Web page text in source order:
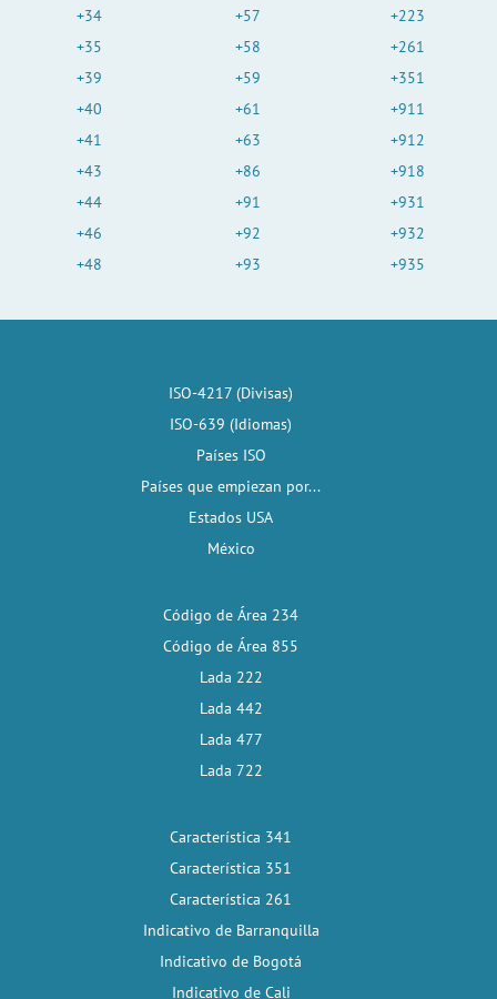
+34
+35
+39
+40
+41
+43
+44
+46
+48
+57
+58
+59
+61
+63
+86
+91
+92
+93
+223
+261
+351
+911
+912
+918
+931
+932
+935
ISO-4217 (Divisas)
ISO-639 (Idiomas)
Países ISO
Países que empiezan por...
Estados USA
México
Código de Área 234
Código de Área 855
Lada 222
Lada 442
Lada 477
Lada 722
Característica 341
Característica 351
Característica 261
Indicativo de Barranquilla
Indicativo de Bogotá
Indicativo de Cali